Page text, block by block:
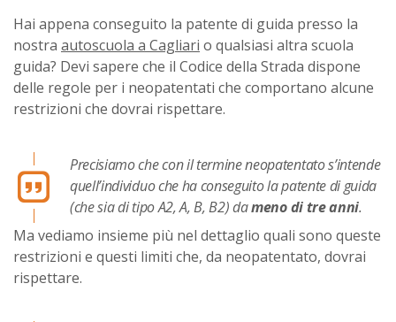
Hai appena conseguito la patente di guida presso la
nostra autoscuola a Cagliari o qualsiasi altra scuola
guida? Devi sapere che il Codice della Strada dispone
delle regole per i neopatentati che comportano alcune
restrizioni che dovrai rispettare.
Precisiamo che con il termine neopatentato s’intende
quell’individuo che ha conseguito la patente di guida
(che sia di tipo A2, A, B, B2) dameno di tre anni.
Ma vediamo insieme più nel dettaglio quali sono queste
restrizioni e questi limiti che, da neopatentato, dovrai
rispettare.